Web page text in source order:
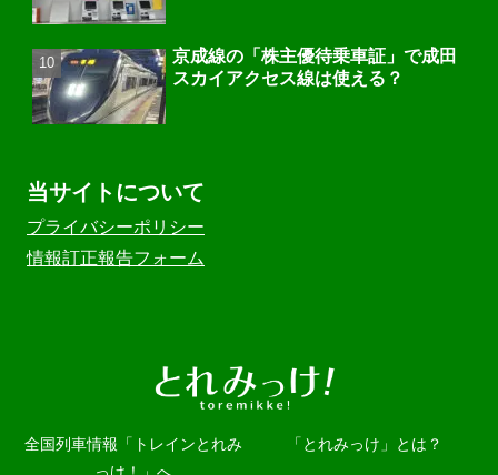
京成線の「株主優待乗車証」で成田
スカイアクセス線は使える？
当サイトについて
プライバシーポリシー
情報訂正報告フォーム
全国列車情報「トレインとれみ
「とれみっけ」とは？